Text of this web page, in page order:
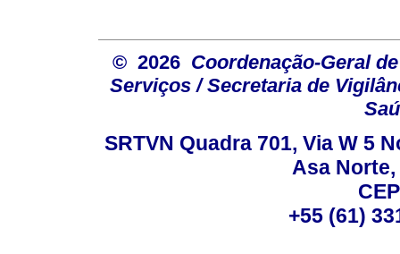
© 2026 Coordenação-Geral
Serviços / Secretaria de
SRTVN Quadra 701, Via W 5
Asa
+55 (61)